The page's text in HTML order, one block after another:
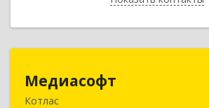
Медиасофт
Котлас